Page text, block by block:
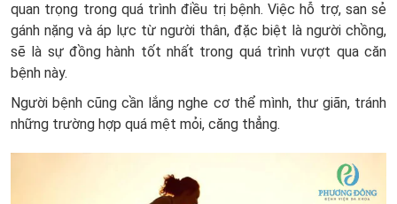
quan trọng trong quá trình điều trị bệnh. Việc hỗ trợ, san sẻ
gánh nặng và áp lực từ người thân, đặc biệt là người chồng,
sẽ là sự đồng hành tốt nhất trong quá trình vượt qua căn
bệnh này.
Người bệnh cũng cần lắng nghe cơ thể mình, thư giãn, tránh
những trường hợp quá mệt mỏi, căng thẳng.